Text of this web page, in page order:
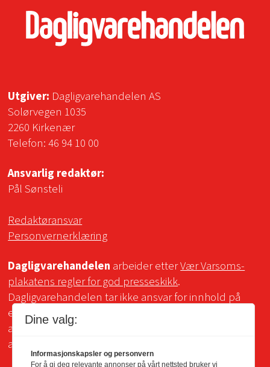
Utgiver: Dagligvarehandelen AS
Solørvegen 1035
2260 Kirkenær
Telefon:46 94 10 00
Ansvarlig redaktør:
Pål Sønsteli
Redaktøransvar
Personvernerklæring
Dagligvarehandelen arbeider etterVær Varsoms-
plakatens regler for god presseskikk.
Dagligvarehandelen tar ikke ansvar for innhold på
eksterne sider som det lenkes til. Kopiering for bruk
av Dagligvarehandelens materiale er ikke tillatt uten
avtale.
Dine valg:
Informasjonskapsler og personvern
For å gi deg relevante annonser på vårt nettsted bruker vi